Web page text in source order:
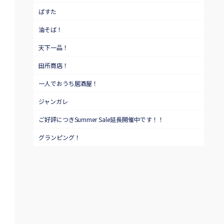
ぱすた
油そば！
天下一品！
田所商店！
一人でおうち居酒屋！
ジャンガレ
ご好評につきSummer Sale延長開催中です！！
グランピング！